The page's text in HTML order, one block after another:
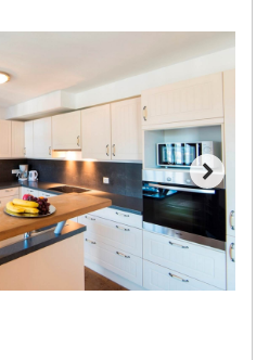
kr.
kr.
kr.
kr.
kr.
kr.